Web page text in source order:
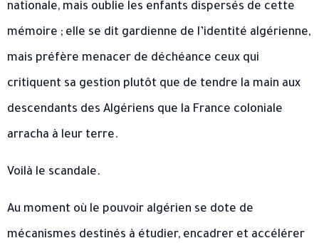
nationale, mais oublie les enfants dispersés de cette
mémoire ; elle se dit gardienne de l’identité algérienne,
mais préfère menacer de déchéance ceux qui
critiquent sa gestion plutôt que de tendre la main aux
descendants des Algériens que la France coloniale
arracha à leur terre.
Voilà le scandale.
Au moment où le pouvoir algérien se dote de
mécanismes destinés à étudier, encadrer et accélérer